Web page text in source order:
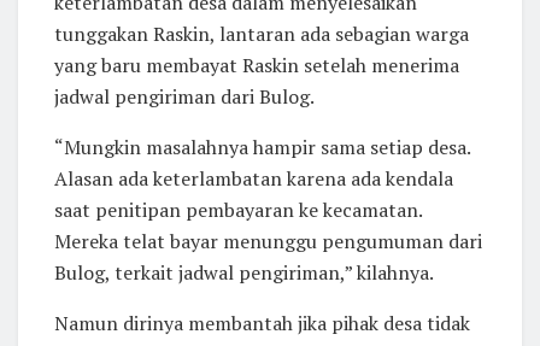
tunggakan Raskin, lantaran ada sebagian warga
yang baru membayat Raskin setelah menerima
jadwal pengiriman dari Bulog.
“Mungkin masalahnya hampir sama setiap desa.
Alasan ada keterlambatan karena ada kendala
saat penitipan pembayaran ke kecamatan.
Mereka telat bayar menunggu pengumuman dari
Bulog, terkait jadwal pengiriman,” kilahnya.
Namun dirinya membantah jika pihak desa tidak